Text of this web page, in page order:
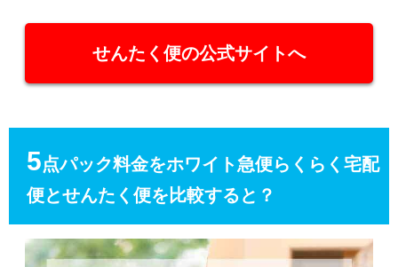
せんたく便の公式サイトへ
5点パック料金をホワイト急便らくらく宅配
便とせんたく便を比較すると？